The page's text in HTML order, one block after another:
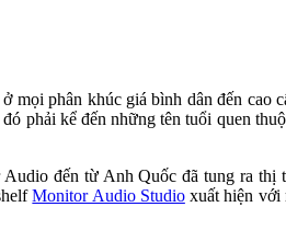
phân khúc giá bình dân đến cao
phải kể đến những tên tuổi quen
đến từ Anh Quốc đã tung ra
Monitor Audio Studioxuất hiện với